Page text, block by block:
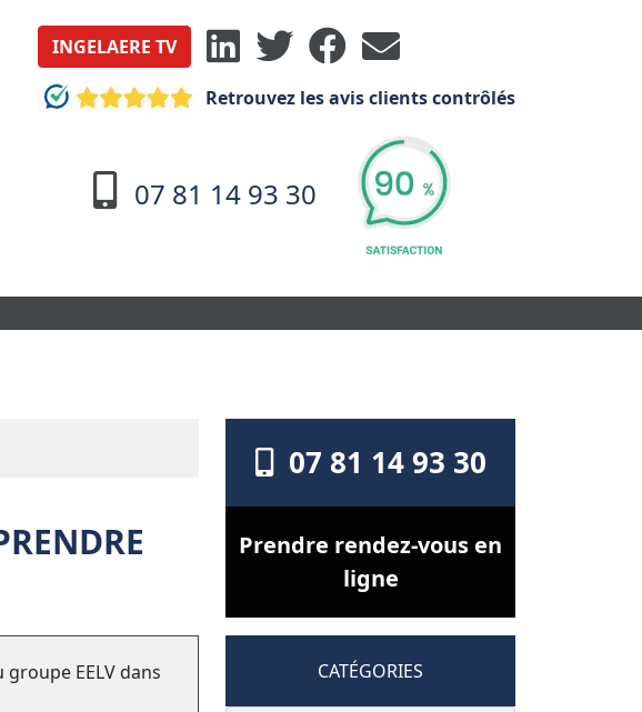
INGELAERE TV
Retrouvez les avis clients contrôlés
07 81 14 93 30
EELV dans
07 81 14 93 30
Prendre rendez-vous en
ligne
CATÉGORIES